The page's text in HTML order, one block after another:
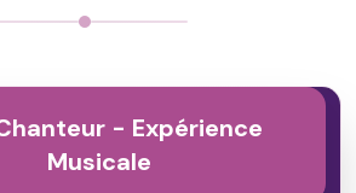
- Expérience
Musicale